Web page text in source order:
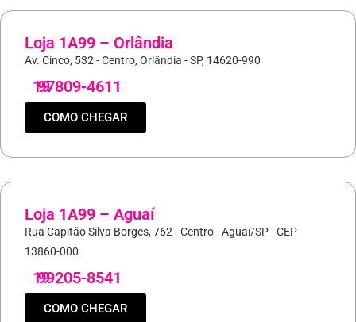
Loja 1A99 – Orlândia
Av. Cinco, 532 - Centro, Orlândia - SP, 14620-990
19
97809-4611
COMO CHEGAR
Loja 1A99 – Aguaí
Rua Capitão Silva Borges, 762 - Centro - Aguaí/SP - CEP
13860-000
19
99205-8541
COMO CHEGAR